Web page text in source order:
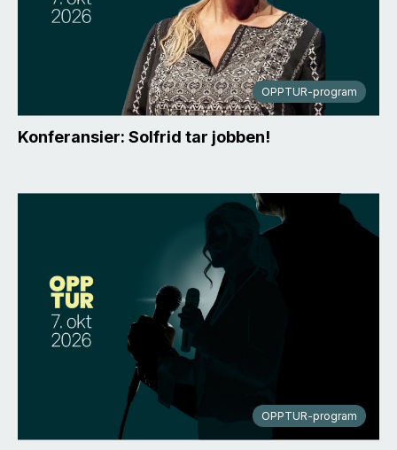
OPPTUR-program
Konferansier: Solfrid tar jobben!
OPPTUR-program